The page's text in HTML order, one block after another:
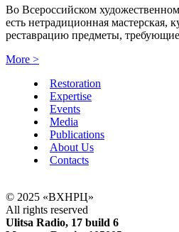
Во Всероссийском
есть нетрадиционная мастерская,
реставрацию предметы,
More >
Restoration
Expertise
Events
Media
Publications
About Us
Contacts
© 2025 «ВХНРЦ»
All rights reserved
Ulitsa Radio, 17 build 6